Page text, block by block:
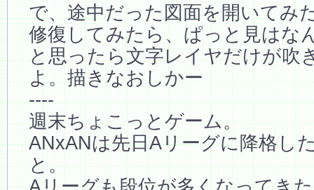
で、途中だった図面を開いてみ
修復してみたら、ぱっと見は
と思ったら文字レイヤだけが吹
よ。描きなおしかー
----
週末ちょこっとゲーム。
ANxANは先日Aリーグに降格し
と。